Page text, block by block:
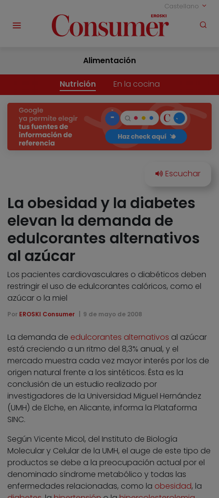
Castellano
Alimentación
Nutrición En la cocina
La obesidad y la diabetes
elevan la demanda de
edulcorantes alternativos
al azúcar
Los pacientes cardiovasculares o diabéticos deben
restringir el uso de edulcorantes calóricos, como el
azúcar o la miel
Por EROSKI Consumer 9 de mayo de 2008
La demanda de edulcorantes alternativos al azúcar
está creciendo a un ritmo del 8,3% anual, y el
mercado muestra cada vez mayor interés por los de
origen natural frente a los sintéticos. Ésta es la
conclusión de un estudio realizado por
investigadores de la Universidad Miguel Hernández
(UMH) de Elche, en Alicante, informa la Plataforma
SINC.
Según Vicente Micol, del Instituto de Biología
Molecular y Celular de la UMH, el auge de este tipo de
productos se debe a la preocupación actual por el
denominado síndrome metabólico y todas las
enfermedades relacionadas, como la obesidad, la